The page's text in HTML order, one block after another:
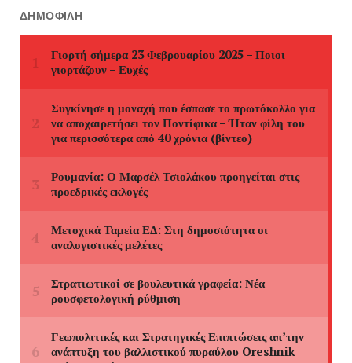
ΔΗΜΟΦΙΛΉ